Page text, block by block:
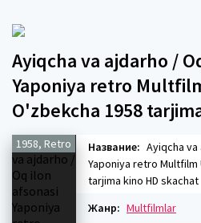
Ayiqcha va ajdarho /
Yaponiya retro
O'zbekcha 1958
1958, Retro Название: Ayiqcha
Yaponiya retro
tarjima kino HD skachat
Жанр: Multfilmlar